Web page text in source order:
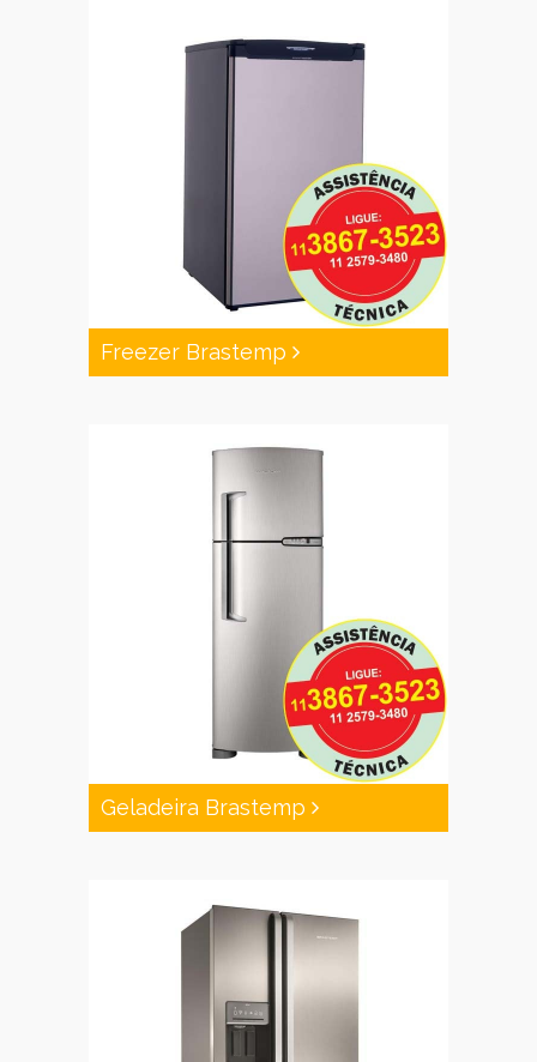
Freezer Brastemp
Geladeira Brastemp